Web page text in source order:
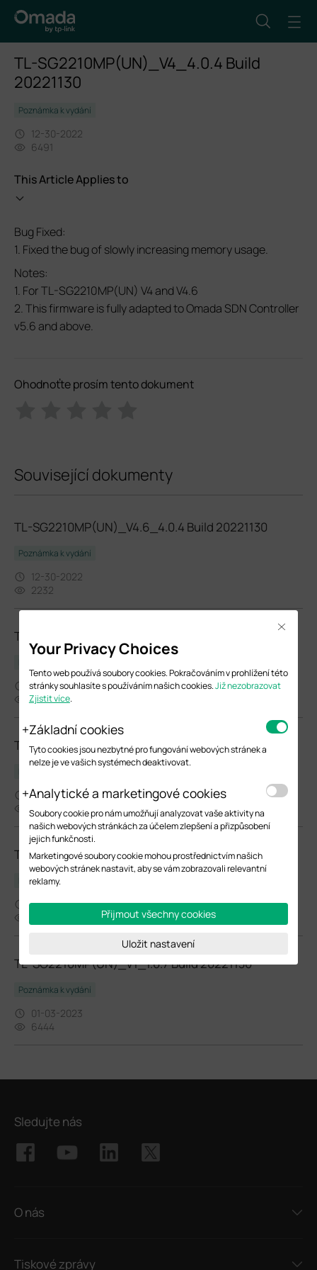
TL-SG2210MP(UN)_V4_4.0.4 Build
20221130
Poznámka k vydání
12-30-2022
6491
This Article Applies to
Bug Fixed:
1. Fixed the bug of slowly increasing memory usage.
Notes:
1. For TL-SG2210MP(UN) V4 and V4.6
2. This firmware is fully adapted to Omada SDN Controller
v5.6 and above.
Ohodnoťte prosím tento dokument
Související dokumenty
TL-SG2210MP(UN)_V4.6_4.0.4 Build 20221130
Poznámka k vydání
12-30-2022
2232
TL-SG2210MP(UN)_V2_2.0.6 Build 20221130
01-16-2023
6064
TL-SG2210MP(UN)_V3_3.0.5 Build 20221130
Poznámka k vydání
12-30-2022
6420
TL-SG2210MP(UN)_V3.6_3.0.5 Build 20221130
Poznámka k vydání
12-30-2022
TL-SG2210MP(UN)_V1_1.0.7 Build 20221130
Poznámka k vydání
01-03-2023
6444
Sledujte nás
O nás
Tiskové zprávy
Your Privacy Choices
Tento web používá soubory cookies. Pokračováním v prohlížení této
stránky souhlasíte s používáním našich cookies.Již nezobrazovat
Zjistit více.
Základní cookies
Tyto cookies jsou nezbytné pro fungování webových stránek a
nelze je ve vašich systémech deaktivovat.
Analytické a marketingové cookies
Soubory cookie pro nám umožňují analyzovat vaše aktivity na
našich webových stránkách za účelem zlepšení a přizpůsobení
jejich funkčnosti.
Marketingové soubory cookie mohou prostřednictvím našich
webových stránek nastavit, aby se vám zobrazovali relevantní
reklamy.
Přijmout všechny cookies
Uložit nastavení
Close